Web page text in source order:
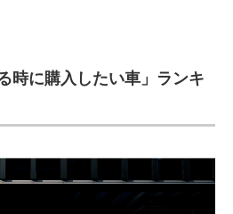
時に購入したい車」ランキ